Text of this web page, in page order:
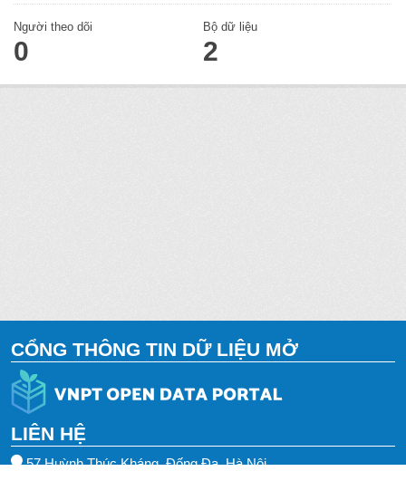
Người theo dõi
0
Bộ dữ liệu
2
CỔNG THÔNG TIN DỮ LIỆU MỞ
LIÊN HỆ
57 Huỳnh Thúc Kháng, Đống Đa, Hà Nội